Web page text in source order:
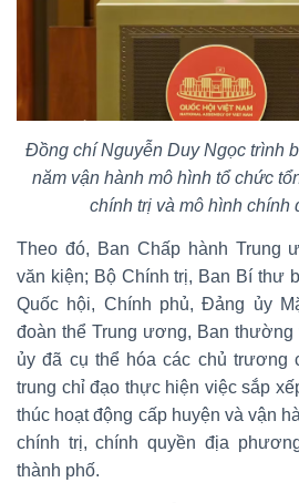
Đồng chí Nguyễn Duy Ngọc trình
năm vận hành mô hình tổ chức
chính trị và mô hình chính
Theo đó, Ban Chấp hành Trung
văn kiện; Bộ Chính trị, Ban Bí thư
Quốc hội, Chính phủ, Đảng ủy
đoàn thể Trung ương, Ban thường
ủy đã cụ thể hóa các chủ trương
trung chỉ đạo thực hiện việc sắp
thúc hoạt động cấp huyện và vận
chính trị, chính quyền địa
thành phố.